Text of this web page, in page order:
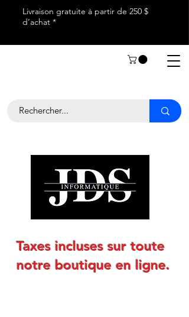
Livraison gratuite à partir de 250 $
d’achat *
Taxes incluses sur toute
notre boutique en ligne.